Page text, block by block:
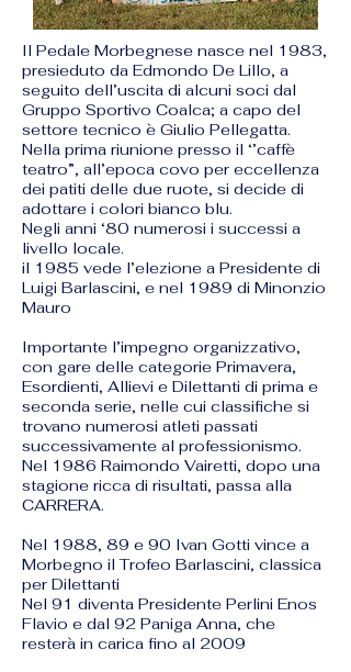
Il Pedale Morbegnese nasce nel 1983,
presieduto da Edmondo De Lillo, a
seguito dell’uscita di alcuni soci dal
Gruppo Sportivo Coalca; a capo del
settore tecnico è Giulio Pellegatta.
Nella prima riunione presso il ‘’caffè
teatro”, all’epoca covo per eccellenza
dei patiti delle due ruote, si decide di
adottare i colori bianco blu.
Negli anni ‘80 numerosi i successi a
livello locale.
il 1985 vede l’elezione a Presidente di
Luigi Barlascini, e nel 1989 di Minonzio
Mauro
Importante l’impegno organizzativo,
con gare delle categorie Primavera,
Esordienti, Allievi e Dilettanti di prima e
seconda serie, nelle cui classifiche si
trovano numerosi atleti passati
successivamente al professionismo.
Nel 1986 Raimondo Vairetti, dopo una
stagione ricca di risultati, passa alla
CARRERA.
Nel 1988, 89 e 90 Ivan Gotti vince a
Morbegno il Trofeo Barlascini, classica
per Dilettanti
Nel 91 diventa Presidente Perlini Enos
Flavio e dal 92 Paniga Anna, che
resterà in carica fino al 2009